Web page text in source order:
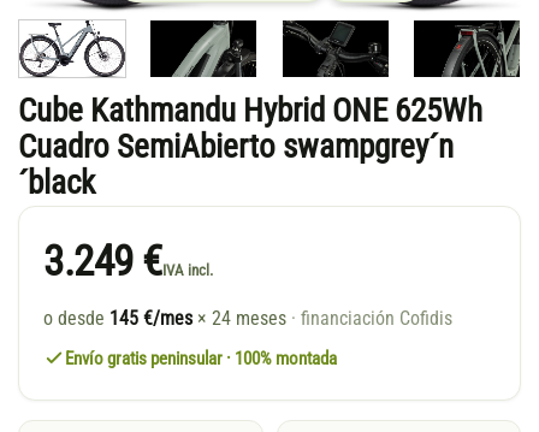
Cube Kathmandu Hybrid ONE 625Wh
Cuadro SemiAbierto swampgrey´n
´black
3.249 €IVA incl.
o desde 145 €/mes × 24 meses · financiación Cofidis
Envío gratis peninsular · 100% montada